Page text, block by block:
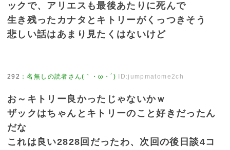
ックで、アリエスも最後あたりに死んで
生き残ったカナタとキトリーがくっつきそう
悲しい話はあまり見たくはないけど
292 ：名無しの読者さん(｀・ω・´) ID:jumpmatome2ch
お～キトリー良かったじゃないかｗ
ザックはちゃんとキトリーのこと好きだったん
だな
これは良い2828回だったわ、次回の後日談4コ